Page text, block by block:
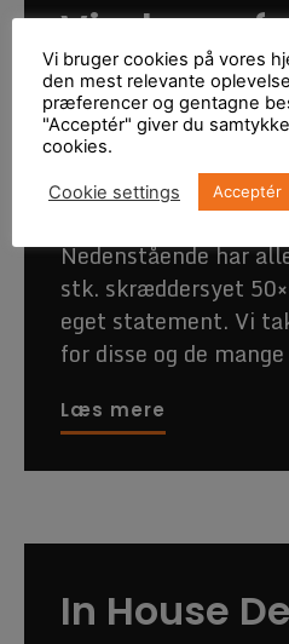
Vindere af
statement
konkurrence
22. januar 2021
Nedenstående har
stk. skræddersyet
eget statement. Vi
for disse og de
Læs mere
In House
Vi bruger cookies på vores
den mest relevante
præferencer og gentagne
"Acceptér" giver du
cookies.
Cookie settings Acceptér